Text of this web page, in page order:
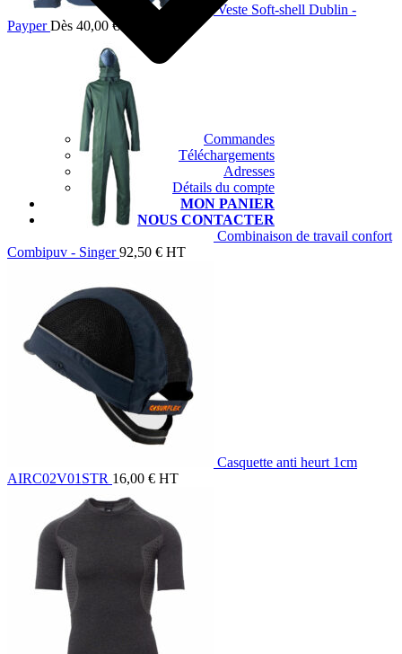
Commandes
Téléchargements
Adresses
Détails du compte
MON PANIER
NOUS CONTACTER
Veste Soft-shell Dublin -
Payper Dès 40,00€HT
Combinaison de travail confort
Combipuv - Singer 92,50 € HT
Casquette anti heurt 1cm
AIRC02V01STR 16,00 € HT